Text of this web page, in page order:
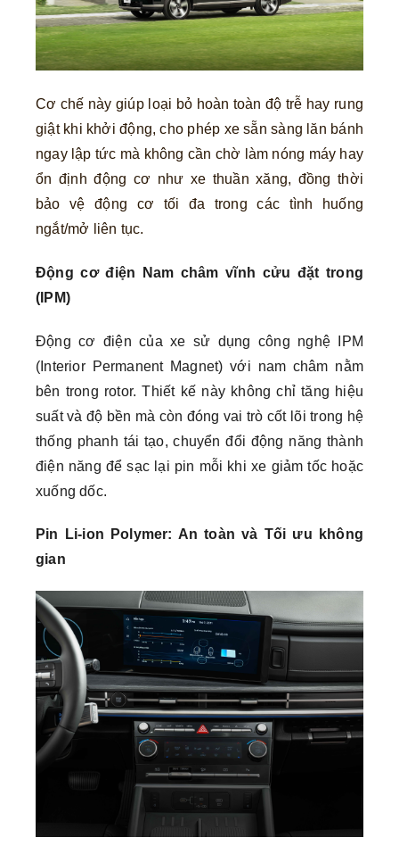
Cơ chế này giúp loại bỏ hoàn toàn độ trễ hay rung
giật khi khởi động, cho phép xe sẵn sàng lăn bánh
ngay lập tức mà không cần chờ làm nóng máy hay
ổn định động cơ như xe thuần xăng, đồng thời
bảo vệ động cơ tối đa trong các tình huống
ngắt/mở liên tục.
Động cơ điện Nam châm vĩnh cửu đặt trong
(IPM)
Động cơ điện của xe sử dụng công nghệ IPM
(Interior Permanent Magnet) với nam châm nằm
bên trong rotor. Thiết kế này không chỉ tăng hiệu
suất và độ bền mà còn đóng vai trò cốt lõi trong hệ
thống phanh tái tạo, chuyển đổi động năng thành
điện năng để sạc lại pin mỗi khi xe giảm tốc hoặc
xuống dốc.
Pin Li-ion Polymer: An toàn và Tối ưu không
gian